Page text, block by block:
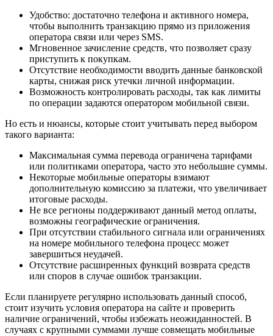
Удобство: достаточно телефона и активного номера,
чтобы выполнить транзакцию прямо из приложения
оператора связи или через SMS.
Мгновенное зачисление средств, что позволяет сразу
приступить к покупкам.
Отсутствие необходимости вводить данные банковской
карты, снижая риск утечки личной информации.
Возможность контролировать расходы, так как лимиты
по операции задаются оператором мобильной связи.
Но есть и нюансы, которые стоит учитывать перед выбором
такого варианта:
Максимальная сумма перевода ограничена тарифами
или политиками оператора, часто это небольшие суммы.
Некоторые мобильные операторы взимают
дополнительную комиссию за платежи, что увеличивает
итоговые расходы.
Не все регионы поддерживают данный метод оплаты,
возможны географические ограничения.
При отсутствии стабильного сигнала или ограничениях
на номере мобильного телефона процесс может
завершиться неудачей.
Отсутствие расширенных функций возврата средств
или споров в случае ошибок транзакции.
Если планируете регулярно использовать данный способ,
стоит изучить условия оператора на сайте и проверить
наличие ограничений, чтобы избежать неожиданностей. В
случаях с крупными суммами лучше совмещать мобильные